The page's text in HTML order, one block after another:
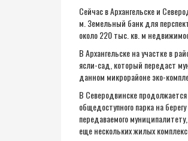
Сейчас в Архангельске и
м. Земельный банк для
около 220 тыс. кв. м
В Архангельске на участке в
ясли-сад, который передаст
данном микрорайоне эко-
В Северодвинске
общедоступного парка на
передаваемого
еще нескольких жилых